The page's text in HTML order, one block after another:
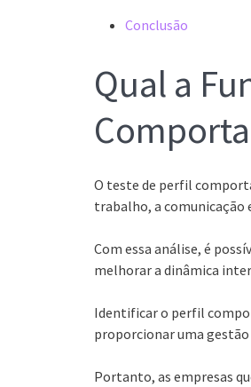
Conclusão
Qual a
O teste de perfil
trabalho, a comunicação
Com essa análise, é
melhorar a dinâmica
Identificar o perfil
proporcionar uma
Portanto, as empresas